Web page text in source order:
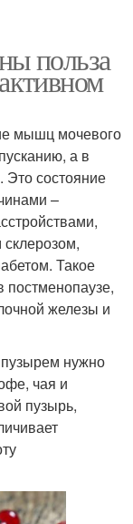
польза
мышц мочевого
а в
состояние
–
Такое
постменопаузе,
железы и
нужно
чая и
пузырь,